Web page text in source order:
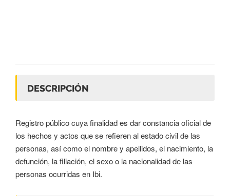
DESCRIPCIÓN
Registro público cuya finalidad es dar constancia oficial de
los hechos y actos que se refieren al estado civil de las
personas, así como el nombre y apellidos, el nacimiento, la
defunción, la filiación, el sexo o la nacionalidad de las
personas ocurridas en Ibi.